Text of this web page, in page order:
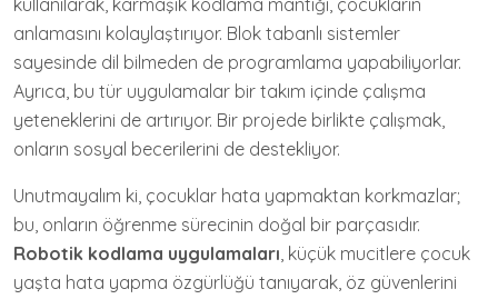
kullanılarak, karmaşık kodlama mantığı, çocukların
anlamasını kolaylaştırıyor. Blok tabanlı sistemler
sayesinde dil bilmeden de programlama yapabiliyorlar.
Ayrıca, bu tür uygulamalar bir takım içinde çalışma
yeteneklerini de artırıyor. Bir projede birlikte çalışmak,
onların sosyal becerilerini de destekliyor.
Unutmayalım ki, çocuklar hata yapmaktan korkmazlar;
bu, onların öğrenme sürecinin doğal bir parçasıdır.
Robotik kodlama uygulamaları, küçük mucitlere çocuk
yaşta hata yapma özgürlüğü tanıyarak, öz güvenlerini